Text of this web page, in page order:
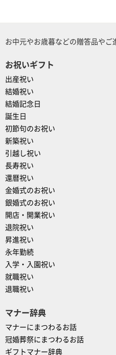
お中元やお歳暮などの贈答品や
お祝いギフト
出産祝い
結婚祝い
結婚記念日
誕生日
初節句のお祝い
新築祝い
引越し祝い
長寿祝い
還暦祝い
金婚式のお祝い
銀婚式のお祝い
開店・開業祝い
退院祝い
昇進祝い
永年勤続
入学・入園祝い
就職祝い
退職祝い
マナー辞典
マナーにまつわるお話
冠婚葬祭にまつわるお話
ギフトマナー辞典